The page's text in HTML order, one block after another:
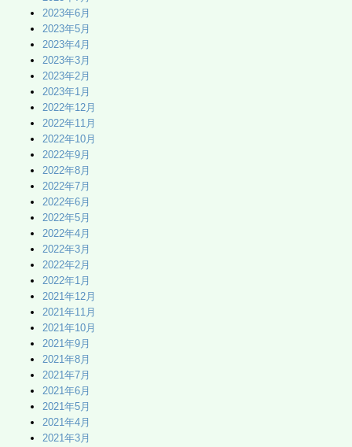
2023年6月
2023年5月
2023年4月
2023年3月
2023年2月
2023年1月
2022年12月
2022年11月
2022年10月
2022年9月
2022年8月
2022年7月
2022年6月
2022年5月
2022年4月
2022年3月
2022年2月
2022年1月
2021年12月
2021年11月
2021年10月
2021年9月
2021年8月
2021年7月
2021年6月
2021年5月
2021年4月
2021年3月